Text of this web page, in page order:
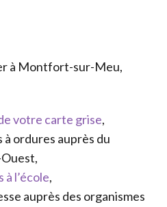
à Montfort-sur-Meu,
votre carte grise,
à ordures auprès du
l’école,
auprès des organismes